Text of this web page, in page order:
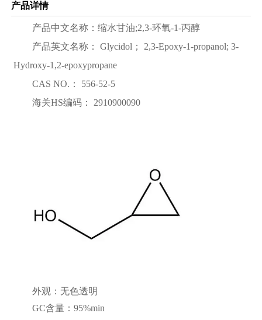
产品详情
产品中文名称：缩水甘油;2,3-环氧-1-丙醇
产品英文名称： Glycidol； 2,3-Epoxy-1-propanol; 3-
Hydroxy-1,2-epoxypropane
CAS NO.： 556-52-5
海关HS编码： 2910900090
外观：无色透明
GC含量：95%min